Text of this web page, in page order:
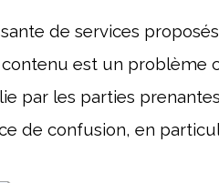
de services
est un problème
par les parties
de confusion, en